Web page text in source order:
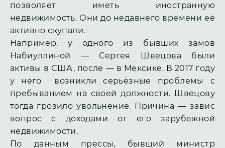
позволяет иметь иностранную
недвижимость. Они до недавнего времени её
активно скупали.
Например, у одного из бывших замов
Набиуллиной — Сергея Швецова были
активы в США, после — в Мексике. В 2017 году
у него возникли серьёзные проблемы с
пребыванием на своей должности. Швецову
тогда грозило увольнение. Причина — завис
вопрос с доходами от его зарубежной
недвижимости.
По данным прессы, бывший министр